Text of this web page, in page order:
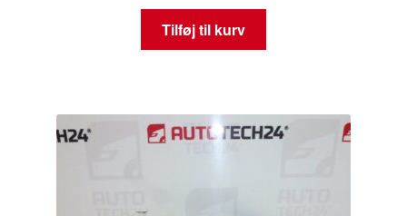
Tilføj til kurv